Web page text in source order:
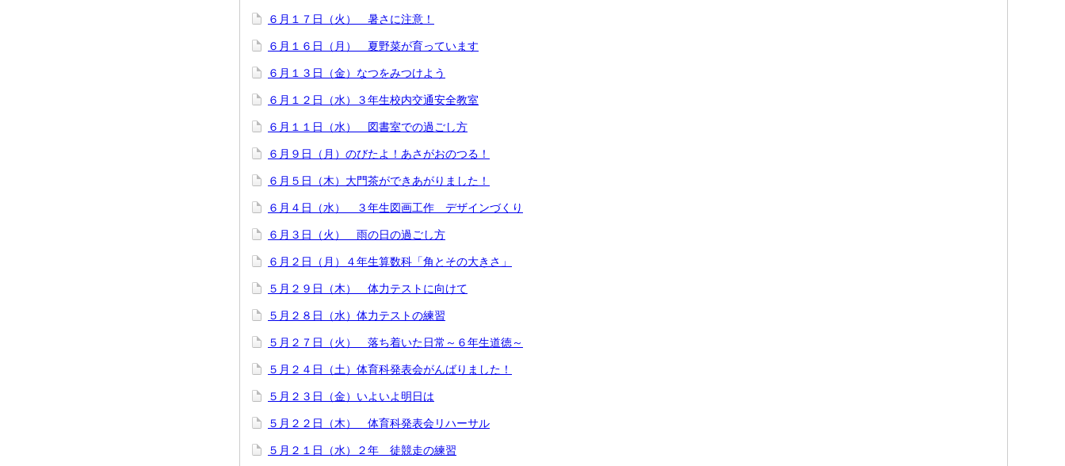
６月１７日（火） 暑さに注意！
６月１６日（月） 夏野菜が育っています
６月１３日（金）なつをみつけよう
６月１２日（水）３年生校内交通安全教室
６月１１日（水） 図書室での過ごし方
６月９日（月）のびたよ！あさがおのつる！
６月５日（木）大門茶ができあがりました！
６月４日（水） ３年生図画工作 デザインづくり
６月３日（火） 雨の日の過ごし方
６月２日（月）４年生算数科「角とその大きさ」
５月２９日（木） 体力テストに向けて
５月２８日（水）体力テストの練習
５月２７日（火） 落ち着いた日常～６年生道徳～
５月２４日（土）体育科発表会がんばりました！
５月２３日（金）いよいよ明日は
５月２２日（木） 体育科発表会リハーサル
５月２１日（水）２年 徒競走の練習